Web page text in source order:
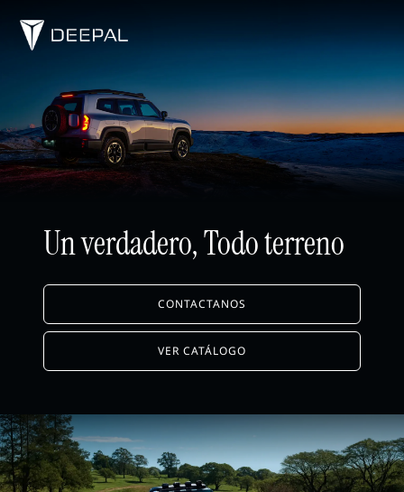
Un verdadero, Todo terreno
CONTACTANOS
VER CATÁLOGO